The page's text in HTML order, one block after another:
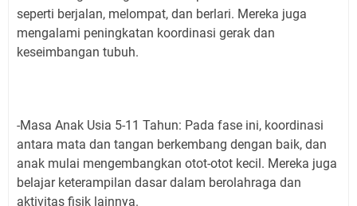
seperti berjalan, melompat, dan berlari. Mereka juga
mengalami peningkatan koordinasi gerak dan
keseimbangan tubuh.
-Masa Anak Usia 5-11 Tahun: Pada fase ini, koordinasi
antara mata dan tangan berkembang dengan baik, dan
anak mulai mengembangkan otot-otot kecil. Mereka juga
belajar keterampilan dasar dalam berolahraga dan
aktivitas fisik lainnya.